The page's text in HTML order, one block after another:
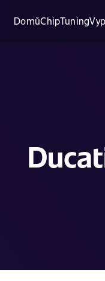
DomůChipTuning